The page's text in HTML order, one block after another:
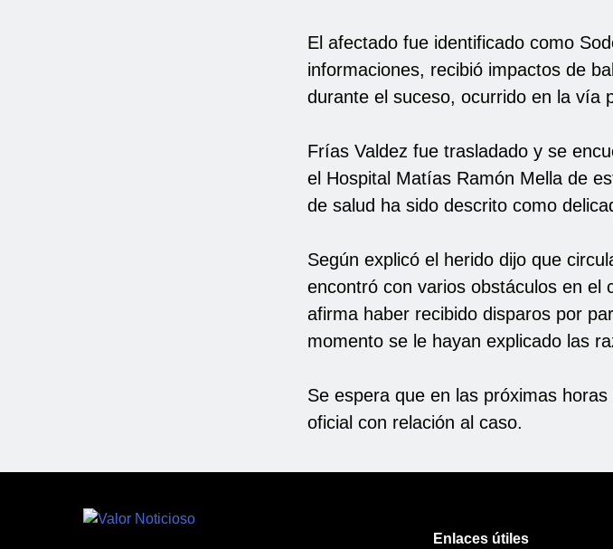
El afectado fue identificado como
informaciones, recibió impactos de
durante el suceso, ocurrido en la vía
Frías Valdez fue trasladado y se
el Hospital Matías Ramón Mella de
de salud ha sido descrito como
Según explicó el herido dijo que
encontró con varios obstáculos en el
afirma haber recibido disparos por
momento se le hayan explicado las
Se espera que en las próximas
oficial con relación al caso.
Enlaces útiles